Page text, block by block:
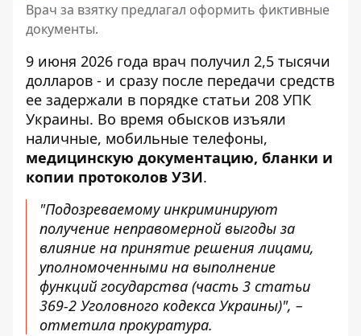
Врач за взятку предлагал оформить фиктивные
документы.
9 июня 2026 года врач получил 2,5 тысячи
долларов - и сразу после передачи средств
ее задержали в порядке статьи 208 УПК
Украины. Во время обысков изъяли
наличные, мобильные телефоны,
медицинскую документацию, бланки и
копии протоколов УЗИ.
"Подозреваемому инкриминируют
получение неправомерной выгоды за
влияние на принятие решения лицами,
уполномоченными на выполнение
функций государства (часть 3 статьи
369-2 Уголовного кодекса Украины)", –
отметила прокуратура.